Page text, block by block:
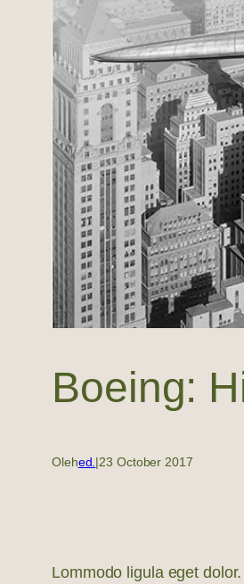
Boeing:
Olehed. |23 October 2017
Lommodo ligula eget